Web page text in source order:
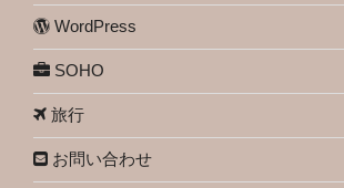
WordPress
SOHO
旅行
お問い合わせ